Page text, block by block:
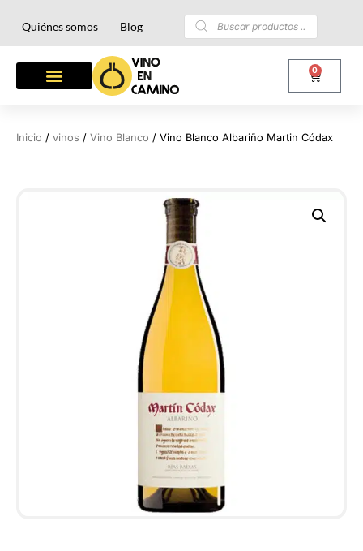
Quiénes somos Blog
0
Inicio / vinos / Vino Blanco / Vino Blanco Albariño Martin Códax